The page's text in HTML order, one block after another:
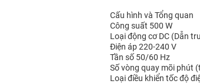
Cấu hình và Tổng quan
Công suất 500 W
Loại động cơ DC (Dẫn
Điện áp 220-240 V
Tần số 50/60 Hz
Số vòng quay mõi phút
Loại điều khiển tốc độ